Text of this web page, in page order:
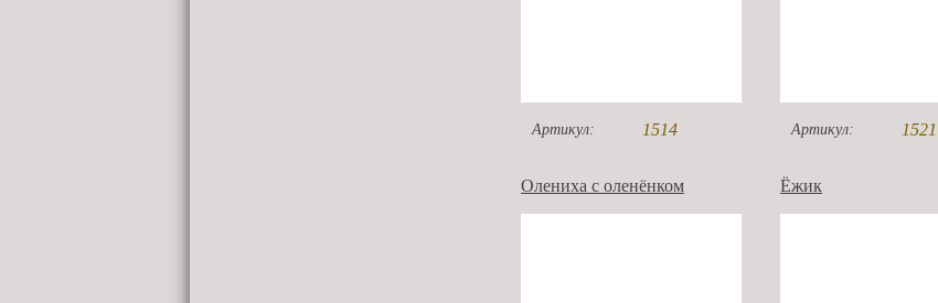
Артикул: 1514 Артикул: 1521
Олениха с оленёнком Ёжик